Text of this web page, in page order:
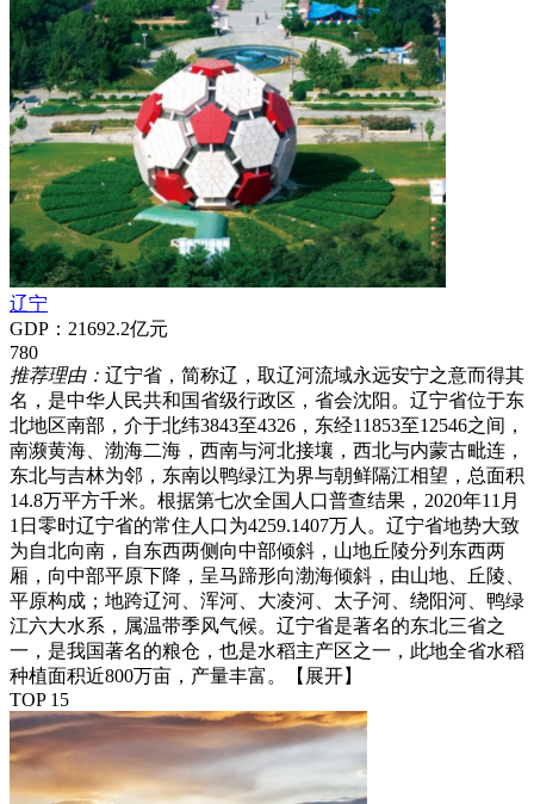
辽宁
GDP：21692.2亿元
780
推荐理由： 辽宁省，简称辽，取辽河流域永远安宁之意而得其
名，是中华人民共和国省级行政区，省会沈阳。辽宁省位于东
北地区南部，介于北纬3843至4326，东经11853至12546之间，
南濒黄海、渤海二海，西南与河北接壤，西北与内蒙古毗连，
东北与吉林为邻，东南以鸭绿江为界与朝鲜隔江相望，总面积
14.8万平方千米。根据第七次全国人口普查结果，2020年11月
1日零时辽宁省的常住人口为4259.1407万人。辽宁省地势大致
为自北向南，自东西两侧向中部倾斜，山地丘陵分列东西两
厢，向中部平原下降，呈马蹄形向渤海倾斜，由山地、丘陵、
平原构成；地跨辽河、浑河、大凌河、太子河、绕阳河、鸭绿
江六大水系，属温带季风气候。辽宁省是著名的东北三省之
一，是我国著名的粮仓，也是水稻主产区之一，此地全省水稻
种植面积近800万亩，产量丰富。
【展开】
TOP 15